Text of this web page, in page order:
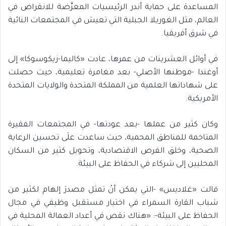
المساعدة على حماية أندر الرئيسيات المعرَّضة للانقراض في
العالم، مثل الغوريلا الجبلية التي تعيش في المجتمعات النائية
في شرق أفريقيا.
في أوائل العشرينات من عمرها، عادت «كاليما-زيكوسوكا» إلى
أوغندا -موطنها الأصلي- بعد مغامرة تعليمية، حيث حصلت
على شهاداتها العلمية من المملكة المتحدة والولايات المتحدة
الأمريكية.
وكان كثير من عملها -بعد عودتها- في المجتمعات الفقيرة
المتاخمة للمناطق المحمية، حيث ساعدت علَى تحسين الرعاية
الصحية، وخلق الفرص الاقتصادية، وتحويل كثير من السكان
المحليين إلى شركاء في الحفاظ على البيئة.
قالت «غلاديس» -التي يمكن أنْ تمثل مصدرَ إلهام لكثير من
شباب القارة السمراء في اختيار مستقبل وظيفي في مجال
الحفاظ على البيئة-: «هناك نقص في أعداد العمالة المحلية في